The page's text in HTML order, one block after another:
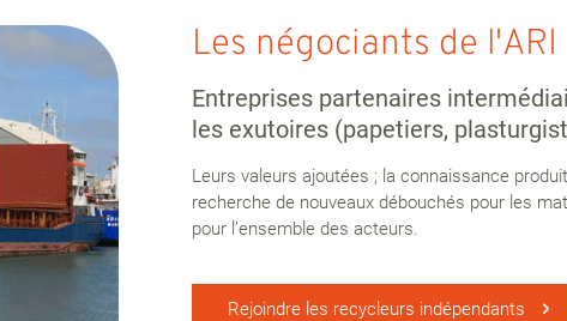
Les négociants de l'ARI
Entreprises partenaires
les exutoires (papetiers,
Leurs valeurs ajoutées ; la connaissance
recherche de nouveaux débouchés pour les
pour l’ensemble des acteurs.
Rejoindre les recycleurs indépendants